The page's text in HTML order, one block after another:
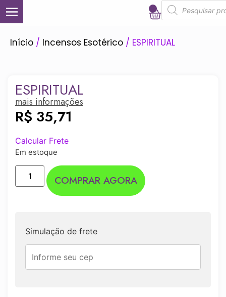
Início / Incensos Esotérico / ESPIRITUAL
ESPIRITUAL
mais informações
R$ 35,71
Calcular Frete
Em estoque
COMPRAR AGORA
Simulação de frete